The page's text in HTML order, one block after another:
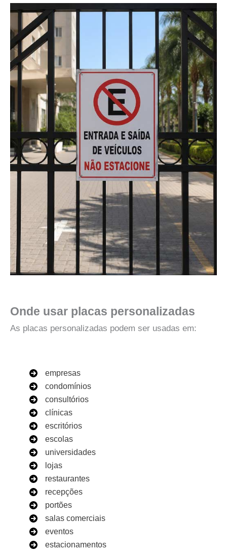
Onde usar placas personalizadas
As placas personalizadas podem ser usadas em:
empresas
condomínios
consultórios
clínicas
escritórios
escolas
universidades
lojas
restaurantes
recepções
portões
salas comerciais
eventos
estacionamentos